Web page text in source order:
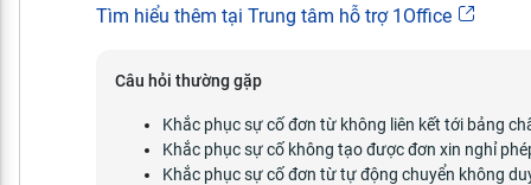
Tìm hiểu thêm tại Trung tâm hỗ trợ 1Office
Câu hỏi thường gặp
Khắc phục sự cố đơn từ không liên kết tới bảng
Khắc phục sự cố không tạo được đơn xin nghỉ
Khắc phục sự cố đơn từ tự động chuyển không